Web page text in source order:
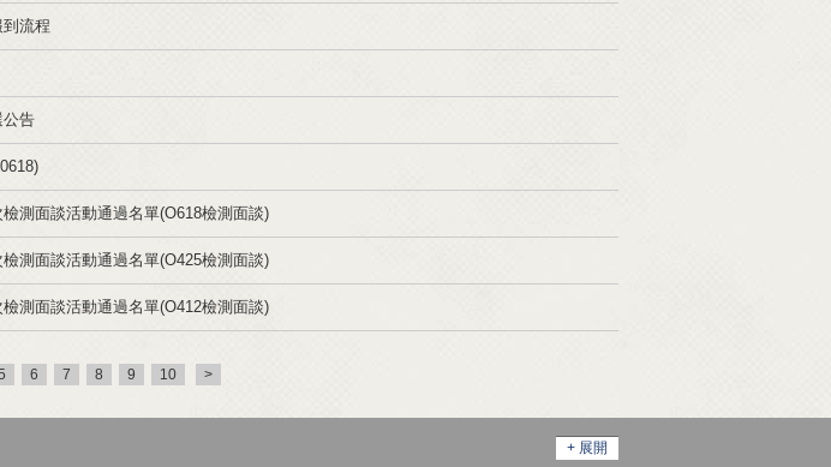
流程
公告
測面談活動通過名單(O618檢測面談)
測面談活動通過名單(O425檢測面談)
測面談活動通過名單(O412檢測面談)
6 7 8 9 10 >
+ 展開